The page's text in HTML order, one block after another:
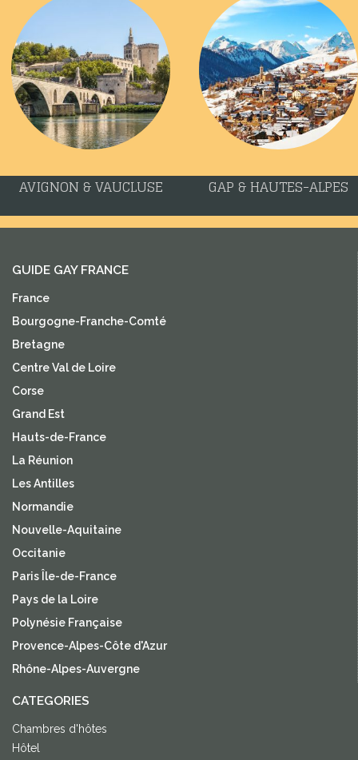
AVIGNON & VAUCLUSE GAP & HAUTES-ALPES
GUIDE GAY FRANCE
France
Bourgogne-Franche-Comté
Bretagne
Centre Val de Loire
Corse
Grand Est
Hauts-de-France
La Réunion
Les Antilles
Normandie
Nouvelle-Aquitaine
Occitanie
Paris Île-de-France
Pays de la Loire
Polynésie Française
Provence-Alpes-Côte d'Azur
Rhône-Alpes-Auvergne
CATEGORIES
Chambres d'hôtes
Hôtel